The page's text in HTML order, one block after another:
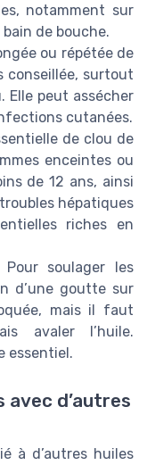
notamment sur
bain de bouche.
ou répétée de
conseillée, surtout
Elle peut assécher
cutanées.
de clou de
enceintes ou
de 12 ans, ainsi
hépatiques
riches en
Pour soulager les
d’une goutte sur
mais il faut
avaler l’huile.
essentiel.
d’autres
à d’autres huiles